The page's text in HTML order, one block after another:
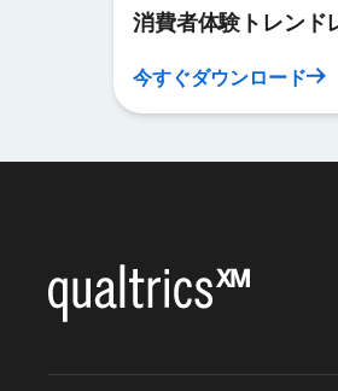
消費者体験トレンド
今すぐダウンロード